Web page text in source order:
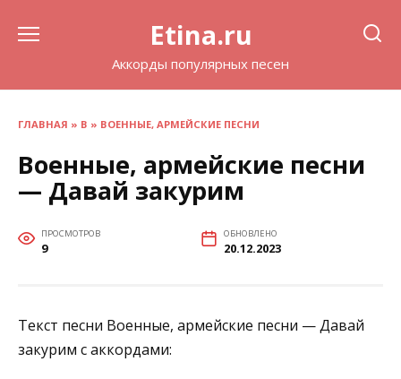
Etina.ru
Аккорды популярных песен
ГЛАВНАЯ » В » ВОЕННЫЕ, АРМЕЙСКИЕ ПЕСНИ
Военные, армейские песни
— Давай закурим
ПРОСМОТРОВ
9
ОБНОВЛЕНО
20.12.2023
Текст песни Военные, армейские песни — Давай
закурим с аккордами: